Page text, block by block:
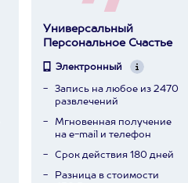
Универсальный
Персональное Счастье
Электронный
Запись на любое из 2470
развлечений
Мгновенная получение
на e-mail и телефон
Срок действия 180 дней
Разница в стоимости